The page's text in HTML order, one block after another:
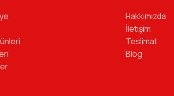
Hakkımızda
İletişim
Teslimat
Blog